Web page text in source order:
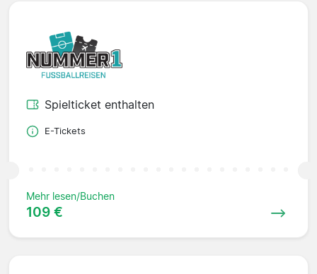
Spielticket enthalten
E-Tickets
Mehr lesen/Buchen
109 €